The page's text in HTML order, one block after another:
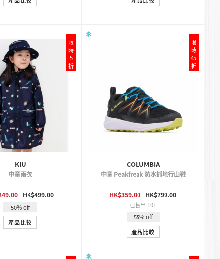
KIU
中童雨衣
HK$499.00
50% off
產品比較
限
時
5
折
COLUMBIA
中童 Peakfreak 防水抓地行山鞋
HK$359.00 HK$799.00
已售出 10+
55% off
產品比較
限
時
45
折